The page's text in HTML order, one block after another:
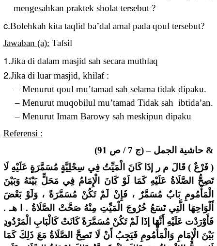
mengesahkan praktek sholat tersebut ?
c.Bolehkah kita taqlid ba’dal amal pada qoul tersebut?
Jawaban (a): Tafsil
1.Jika di dalam masjid sah secara muthlaq
2.Jika di luar masjid, khilaf :
– Menurut qoul mu’tamad sah selama tidak dipaku.
– Menurut muqobilul mu’tamad Tidak sah ibtida’an.
– Menurut Imam Barowy sah meskipun dipaku
Referensi :
& حاشية الجمل – (ج 7 / ص 91)
( فَرْعٌ ) قَالَ م ر إذَا كَانَ الْمَيِّتُ فِي سِحْلِيَّةٍ مُسَمَّرَةٍ عَلَيْهِ لَا
تَصِحُّ الصَّلَاةُ عَلَيْهِ كَمَا لَوْ كَانَ الْإِمَامُ فِي مَحَلٍّ بَيْنَهُ وَبَيْنَ
الْمَأْمُومِ بَابٌ مُسَمَّرٌ ، فَإِنْ لَمْ تَكُنْ مُسَمَّرَةً ، وَلَوْ بَعْضَ
أَلْوَاحِهَا الَّتِي تَسَعُ خُرُوجَ الْمَيِّتِ مِنْهُ صَحَّتْ الصَّلَاةُ . ا هـ .
فَأَوْرَدْت عَلَيْهِ أَنَّهَا إذَا لَمْ تَكُنْ مُسَمَّرَةً كَانَتْ كَالْبَابِ الْمَرْدُودِ
بَيْنَ الْإِمَامِ وَالْمَأْمُومِ فَيَجِبُ أَنْ لَا تَصِحَّ الصَّلَاةُ مَعَ ذَلِكَ كَمَا